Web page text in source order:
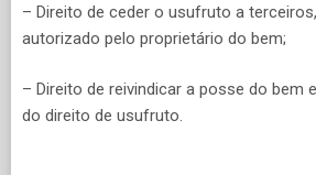
– Direito de ceder o usufruto a
autorizado pelo proprietário do bem;
– Direito de reivindicar a posse do bem
do direito de usufruto.